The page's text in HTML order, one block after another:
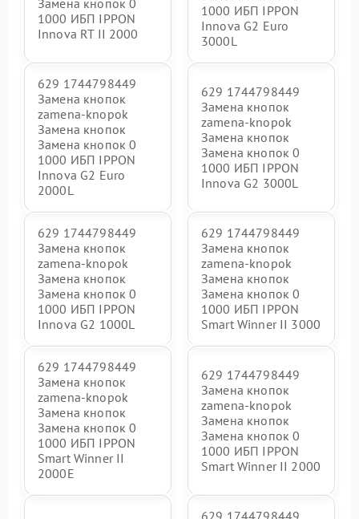
1000 ИБП IPPON
Innova RT II 2000
1000 ИБП IPPON
Innova G2 Euro
3000L
629 1744798449
Замена кнопок
zamena-knopok
Замена кнопок
Замена кнопок 0
1000 ИБП IPPON
Innova G2 Euro
2000L
629 1744798449
Замена кнопок
zamena-knopok
Замена кнопок
Замена кнопок 0
1000 ИБП IPPON
Innova G2 3000L
629 1744798449
Замена кнопок
zamena-knopok
Замена кнопок
Замена кнопок 0
1000 ИБП IPPON
Innova G2 1000L
629 1744798449
Замена кнопок
zamena-knopok
Замена кнопок
Замена кнопок 0
1000 ИБП IPPON
Smart Winner II 3000
629 1744798449
Замена кнопок
zamena-knopok
Замена кнопок
Замена кнопок 0
1000 ИБП IPPON
Smart Winner II
2000E
629 1744798449
Замена кнопок
zamena-knopok
Замена кнопок
Замена кнопок 0
1000 ИБП IPPON
Smart Winner II 2000
629 1744798449